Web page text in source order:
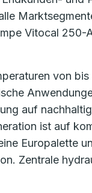
Vitocal 250-
von
auf
ist auf
Europalette
Zentrale